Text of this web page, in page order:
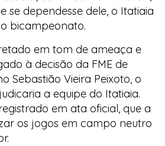
se dependesse dele, o Itatiaia
bicampeonato.
em tom de ameaça e
à decisão da FME de
Sebastião Vieira Peixoto, o
a equipe do Itatiaia.
em ata oficial, que a
os jogos em campo neutro